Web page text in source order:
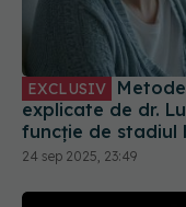
EXCLUSIV Metode terapeutice pentru cancer,
explicate de dr.
funcție de stadiul
24 sep 2025, 23:49